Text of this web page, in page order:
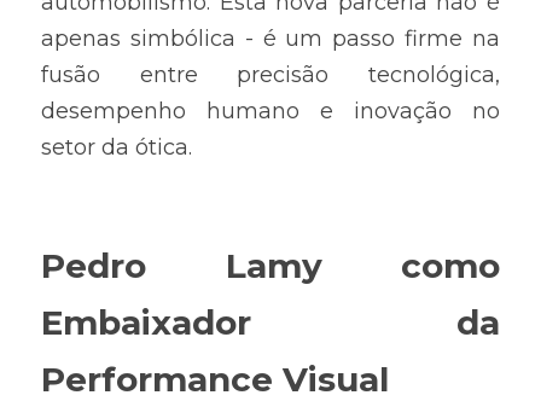
apenas simbólica - é um passo firme na
fusão entre precisão tecnológica,
desempenho humano e inovação no
setor da ótica.
Pedro Lamy como
Embaixador da
Performance Visual